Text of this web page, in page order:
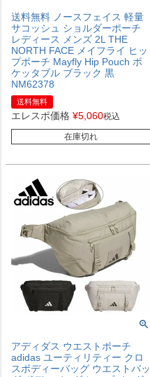
送料無料 ノースフェイス 軽量
サコッシュ ショルダーポーチ
レディース メンズ 2L THE
NORTH FACE メイフライ ヒッ
プポーチ Mayfly Hip Pouch ポ
ケッタブル ブラック 黒
NM62378
送料無料
エレスポ価格 ¥5,060税込
在庫切れ
アディダス ウエストポーチ
adidas ユーティリティー クロ
スボディーバッグ ウエストバッ